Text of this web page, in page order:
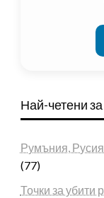
Най-четени
Румъния,
(77)
Точки за убити